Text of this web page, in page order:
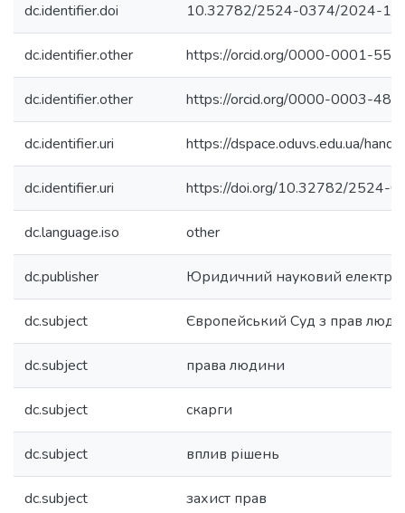
dc.identifier.doi 10.32782/2524-0374/2024-1/
dc.identifier.other https://orcid.org/0000-0001-
dc.identifier.other https://orcid.org/0000-0003-
dc.identifier.uri https://dspace.oduvs.edu.ua/
dc.identifier.uri https://doi.org/10.32782/2524-
dc.language.iso other
dc.publisher Юридичний науковий
dc.subject Європейський Суд з прав
dc.subject права людини
dc.subject скарги
dc.subject вплив рішень
dc.subject захист прав